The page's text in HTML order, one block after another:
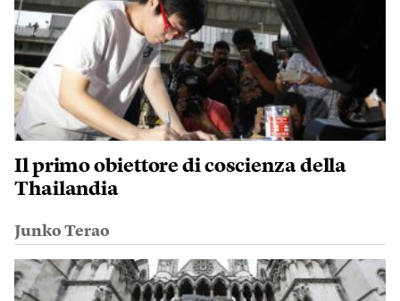
Il primo obiettore di coscienza della
Thailandia
Junko Terao